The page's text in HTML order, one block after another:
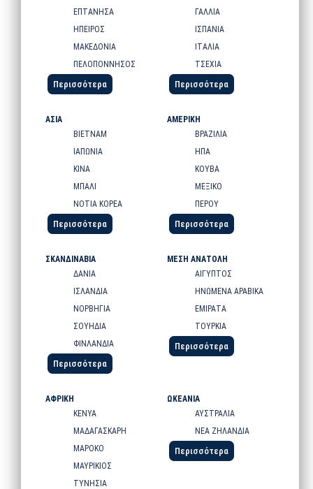
ΕΠΤΑΝΗΣΑ
ΗΠΕΙΡΟΣ
ΜΑΚΕΔΟΝΙΑ
ΠΕΛΟΠΟΝΝΗΣΟΣ
Περισσότερα
ΓΑΛΛΙΑ
ΙΣΠΑΝΙΑ
ΙΤΑΛΙΑ
ΤΣΕΧΙΑ
Περισσότερα
ΑΣΙΑ
ΒΙΕΤΝΑΜ
ΙΑΠΩΝΙΑ
ΚΙΝΑ
ΜΠΑΛΙ
ΝΟΤΙΑ ΚΟΡΕΑ
Περισσότερα
ΑΜΕΡΙΚΗ
ΒΡΑΖΙΛΙΑ
ΗΠΑ
ΚΟΥΒΑ
ΜΕΞΙΚΟ
ΠΕΡΟΥ
Περισσότερα
ΣΚΑΝΔΙΝΑΒΙΑ
ΔΑΝΙΑ
ΙΣΛΑΝΔΙΑ
ΝΟΡΒΗΓΙΑ
ΣΟΥΗΔΙΑ
ΦΙΝΛΑΝΔΙΑ
Περισσότερα
ΜΕΣΗ ΑΝΑΤΟΛΗ
ΑΙΓΥΠΤΟΣ
ΗΝΩΜΕΝΑ ΑΡΑΒΙΚΑ
ΕΜΙΡΑΤΑ
ΤΟΥΡΚΙΑ
Περισσότερα
ΑΦΡΙΚΗ
ΚΕΝΥΑ
ΜΑΔΑΓΑΣΚΑΡΗ
ΜΑΡΟΚΟ
ΜΑΥΡΙΚΙΟΣ
ΤΥΝΗΣΙΑ
ΩΚΕΑΝΙΑ
ΑΥΣΤΡΑΛΙΑ
ΝΕΑ ΖΗΛΑΝΔΙΑ
Περισσότερα